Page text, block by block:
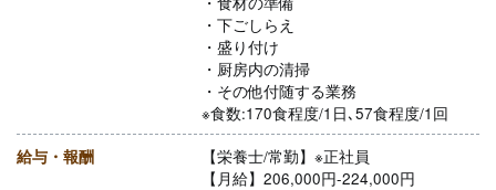
・下ごしらえ
・盛り付け
・厨房内の清掃
・その他付随する業務
※食数:170食程度/1日､57食程度/1回
給与・報酬
【栄養士/常勤】※正社員
【月給】206,000円-224,000円